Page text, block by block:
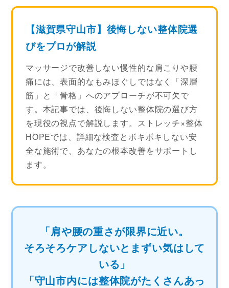
【滋賀県守山市】後悔しない整体院選
びをプロが解説
マッサージで改善しない慢性的な肩こりや腰
痛には、表面的なもみほぐしではなく「深層
筋」と「骨格」へのアプローチが不可欠で
す。本記事では、後悔しない整体院の選び方
を現役の視点で解説します。ストレッチ×整体
HOPEでは、詳細な検査とボキボキしない安
全な施術で、あなたの根本改善をサポートし
ます。
「肩や腰の重さが限界に近い。
そろそろケアしないとまずい気はして
いる」
「守山市内には整体院がたくさんあっ